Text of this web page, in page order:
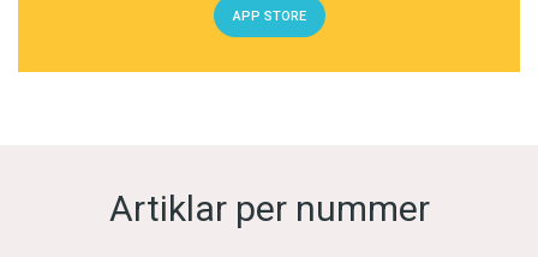
APP STORE
Artiklar per nummer